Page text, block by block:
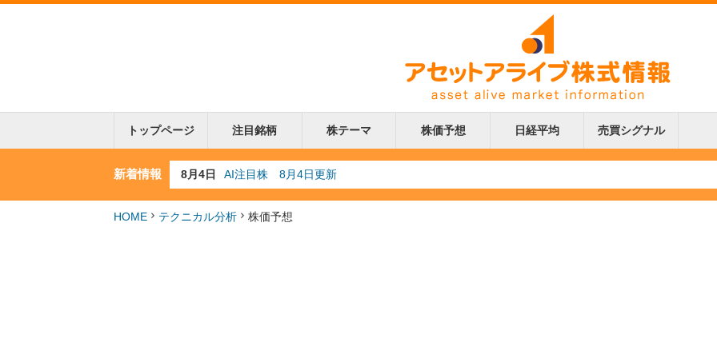
トップページ 注目銘柄 株テーマ 株価予想 日経平均 売買シグナル
新着情報 8月4日 AI注目株 8月4日更新
8月3日
人気業種注目株 8月3日更新
7月29日
日経225シグナル点灯
HOME テクニカル分析 株価予想